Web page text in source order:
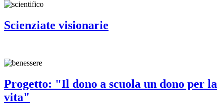
Scienziate visionarie
Progetto: "Il dono a scuola un dono per la
vita"